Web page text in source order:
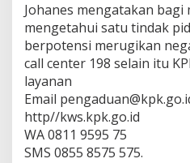
Johanes mengatakan bagi
mengetahui satu tindak
berpotensi merugikan
call center 198 selain itu
layanan
Email
http//kws.kpk.go.id
WA 0811 9595 75
SMS 0855 8575 575.